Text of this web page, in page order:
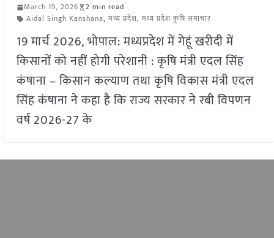
March 19, 2026
2 min read
Aidal Singh Kanshana, मध्य प्रदेश, मध्य प्रदेश कृषि समाचार
19 मार्च 2026, भोपाल: मध्यप्रदेश में गेहूं खरीदी में
किसानों को नहीं होगी परेशानी : कृषि मंत्री एदल सिंह
कंषाना – किसान कल्याण तथा कृषि विकास मंत्री एदल
सिंह कंषाना ने कहा है कि राज्य सरकार ने रबी विपणन
वर्ष 2026-27 के